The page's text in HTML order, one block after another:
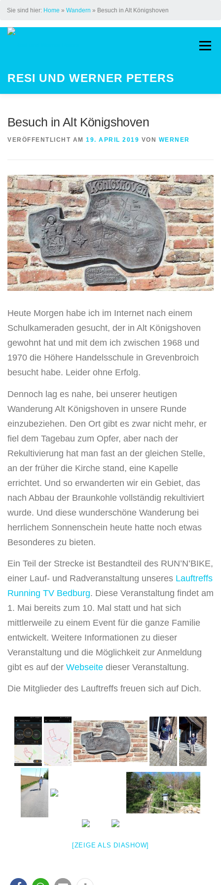
Sie sind hier: Home » Wandern » Besuch in Alt Königshoven
Zum
RESI UND WERNER PETERS
Menü
GALERIE LAUFEVENTS
Besuch in Alt Königshoven
VERÖFFENTLICHT AM 19. APRIL 2019 VON WERNER
Heute Morgen habe ich im Internet nach einem
Schulkameraden gesucht, der in Alt Königshoven
gewohnt hat und mit dem ich zwischen 1968 und
1970 die Höhere Handelsschule in Grevenbroich
besucht habe. Leider ohne Erfolg.
Dennoch lag es nahe, bei unserer heutigen
Wanderung Alt Königshoven in unsere Runde
einzubeziehen. Den Ort gibt es zwar nicht mehr, er
fiel dem Tagebau zum Opfer, aber nach der
Rekultivierung hat man fast an der gleichen Stelle,
an der früher die Kirche stand, eine Kapelle
errichtet. Und so erwanderten wir ein Gebiet, das
nach Abbau der Braunkohle vollständig rekultiviert
wurde. Und diese wunderschöne Wanderung bei
herrlichem Sonnenschein heute hatte noch etwas
Besonderes zu bieten.
Ein Teil der Strecke ist Bestandteil des RUN’N’BIKE,
einer Lauf- und Radveranstaltung unseres Lauftreffs
Running TV Bedburg. Diese Veranstaltung findet am
1. Mai bereits zum 10. Mal statt und hat sich
mittlerweile zu einem Event für die ganze Familie
entwickelt. Weitere Informationen zu dieser
Veranstaltung und die Möglichkeit zur Anmeldung
gibt es auf der Webseite dieser Veranstaltung.
Die Mitglieder des Lauftreffs freuen sich auf Dich.
[ZEIGE ALS DIASHOW]